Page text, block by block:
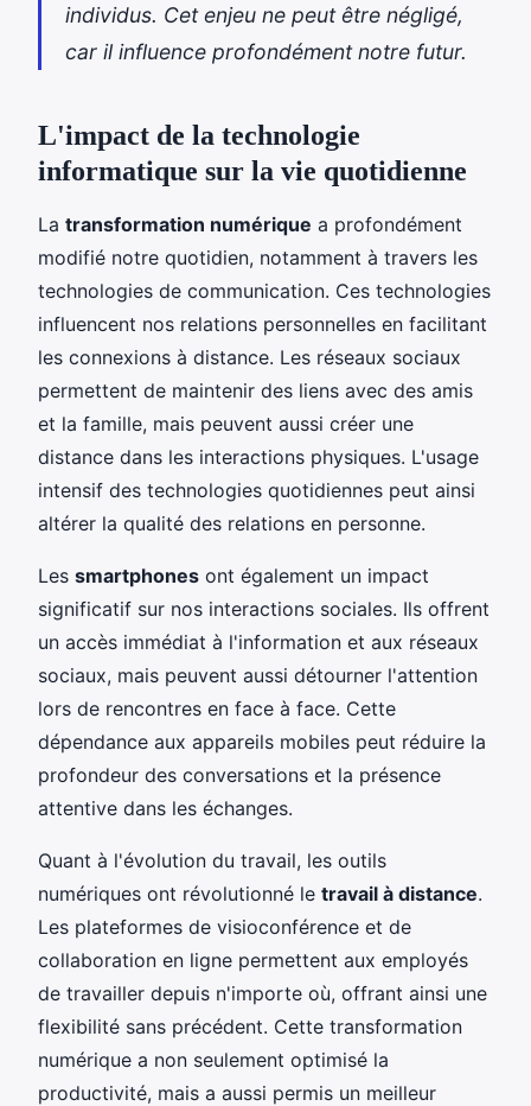
individus. Cet enjeu ne peut être négligé,
car il influence profondément notre futur.
L'impact de la technologie
informatique sur la vie quotidienne
La transformation numérique a profondément
modifié notre quotidien, notamment à travers les
technologies de communication. Ces technologies
influencent nos relations personnelles en facilitant
les connexions à distance. Les réseaux sociaux
permettent de maintenir des liens avec des amis
et la famille, mais peuvent aussi créer une
distance dans les interactions physiques. L'usage
intensif des technologies quotidiennes peut ainsi
altérer la qualité des relations en personne.
Les smartphones ont également un impact
significatif sur nos interactions sociales. Ils offrent
un accès immédiat à l'information et aux réseaux
sociaux, mais peuvent aussi détourner l'attention
lors de rencontres en face à face. Cette
dépendance aux appareils mobiles peut réduire la
profondeur des conversations et la présence
attentive dans les échanges.
Quant à l'évolution du travail, les outils
numériques ont révolutionné le travail à distance.
Les plateformes de visioconférence et de
collaboration en ligne permettent aux employés
de travailler depuis n'importe où, offrant ainsi une
flexibilité sans précédent. Cette transformation
numérique a non seulement optimisé la
productivité, mais a aussi permis un meilleur